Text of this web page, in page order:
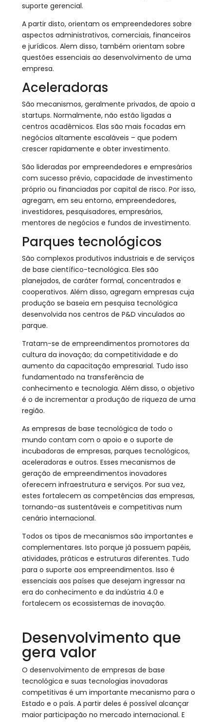
suporte gerencial.
A partir disto, orientam os empreendedores sobre
aspectos administrativos, comerciais, financeiros
e jurídicos. Alem disso, também orientam sobre
questões essenciais ao desenvolvimento de uma
empresa.
Aceleradoras
São mecanismos, geralmente privados, de apoio a
startups. Normalmente, não estão ligadas a
centros acadêmicos. Elas são mais focadas em
negócios altamente escaláveis – que podem
crescer rapidamente e obter investimento.
São lideradas por empreendedores e empresários
com sucesso prévio, capacidade de investimento
próprio ou financiadas por capital de risco. Por isso,
agregam, em seu entorno, empreendedores,
investidores, pesquisadores, empresários,
mentores de negócios e fundos de investimento.
Parques tecnológicos
São complexos produtivos industriais e de serviços
de base científico-tecnológica. Eles são
planejados, de caráter formal, concentrados e
cooperativos. Além disso, agregam empresas cuja
produção se baseia em pesquisa tecnológica
desenvolvida nos centros de P&D vinculados ao
parque.
Tratam-se de empreendimentos promotores da
cultura da inovação; da competitividade e do
aumento da capacitação empresarial. Tudo isso
fundamentado na transferência de
conhecimento e tecnologia. Além disso, o objetivo
é o de incrementar a produção de riqueza de uma
região.
As empresas de base tecnológica de todo o
mundo contam com o apoio e o suporte de
incubadoras de empresas, parques tecnológicos,
aceleradoras e outros. Esses mecanismos de
geração de empreendimentos inovadores
oferecem infraestrutura e serviços. Por sua vez,
estes fortalecem as competências das empresas,
tornando-as sustentáveis e competitivas num
cenário internacional.
Todos os tipos de mecanismos são importantes e
complementares. Isto porque já possuem papéis,
atividades, práticas e estruturas diferentes. Tudo
para o suporte aos empreendimentos. Isso é
essenciais aos países que desejam ingressar na
era do conhecimento e da indústria 4.0 e
fortalecem os ecossistemas de inovação.
Desenvolvimento que
gera valor
O desenvolvimento de empresas de base
tecnológica e suas tecnologias inovadoras
competitivas é um importante mecanismo para o
Estado e o país. A partir deles é possível alcançar
maior participação no mercado internacional. E